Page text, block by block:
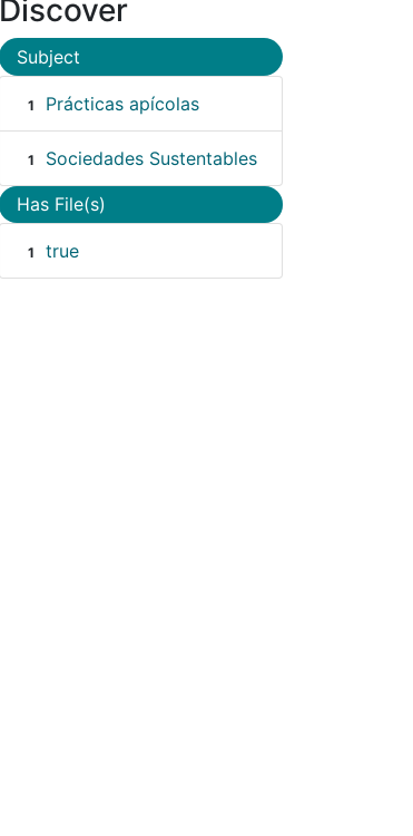
Discover
Subject
1 Prácticas apícolas
1 Sociedades Sustentables
Has File(s)
1 true